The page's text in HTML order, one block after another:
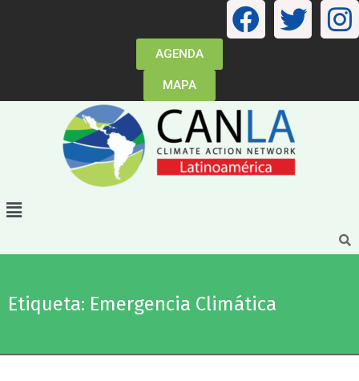
AGENDA
MAPA
Etiqueta: Emergencia Climática